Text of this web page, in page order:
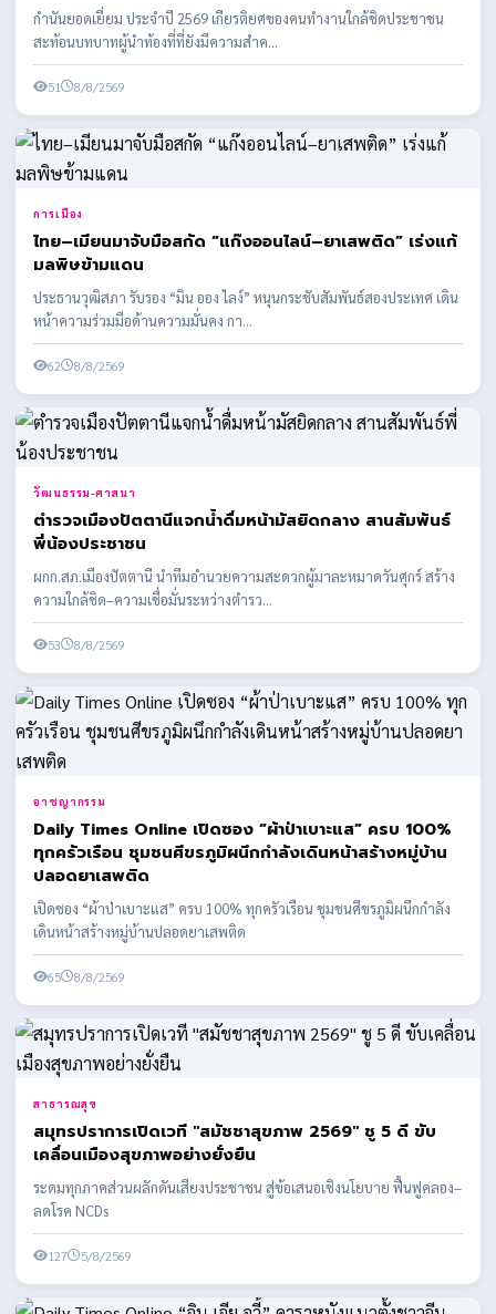
กำนันยอดเยี่ยม ประจำปี 2569 เกียรติยศของคนทำงานใกล้ชิดประชาชน
สะท้อนบทบาทผู้นำท้องที่ที่ยังมีความสำค...
51 8/8/2569
การเมือง
ไทย–เมียนมาจับมือสกัด “แก๊งออนไลน์–ยาเสพติด” เร่งแก้
มลพิษข้ามแดน
ประธานวุฒิสภา รับรอง “มิน ออง ไลง์” หนุนกระชับสัมพันธ์สองประเทศ เดิน
หน้าความร่วมมือด้านความมั่นคง กา...
62 8/8/2569
วัฒนธรรม-ศาสนา
ตำรวจเมืองปัตตานีแจกน้ำดื่มหน้ามัสยิดกลาง สานสัมพันธ์
พี่น้องประชาชน
ผกก.สภ.เมืองปัตตานี นำทีมอำนวยความสะดวกผู้มาละหมาดวันศุกร์ สร้าง
ความใกล้ชิด–ความเชื่อมั่นระหว่างตำรว...
53 8/8/2569
อาชญากรรม
Daily Times Online เปิดซอง “ผ้าป่าเบาะแส” ครบ 100%
ทุกครัวเรือน ชุมชนศีขรภูมิผนึกกำลังเดินหน้าสร้างหมู่บ้าน
ปลอดยาเสพติด
เปิดซอง “ผ้าป่าเบาะแส” ครบ 100% ทุกครัวเรือน ชุมชนศีขรภูมิผนึกกำลัง
เดินหน้าสร้างหมู่บ้านปลอดยาเสพติด
65 8/8/2569
สาธารณสุข
สมุทรปราการเปิดเวที "สมัชชาสุขภาพ 2569" ชู 5 ดี ขับ
เคลื่อนเมืองสุขภาพอย่างยั่งยืน
ระดมทุกภาคส่วนผลักดันเสียงประชาชน สู่ข้อเสนอเชิงนโยบาย ฟื้นฟูคลอง–
ลดโรค NCDs
127 5/8/2569